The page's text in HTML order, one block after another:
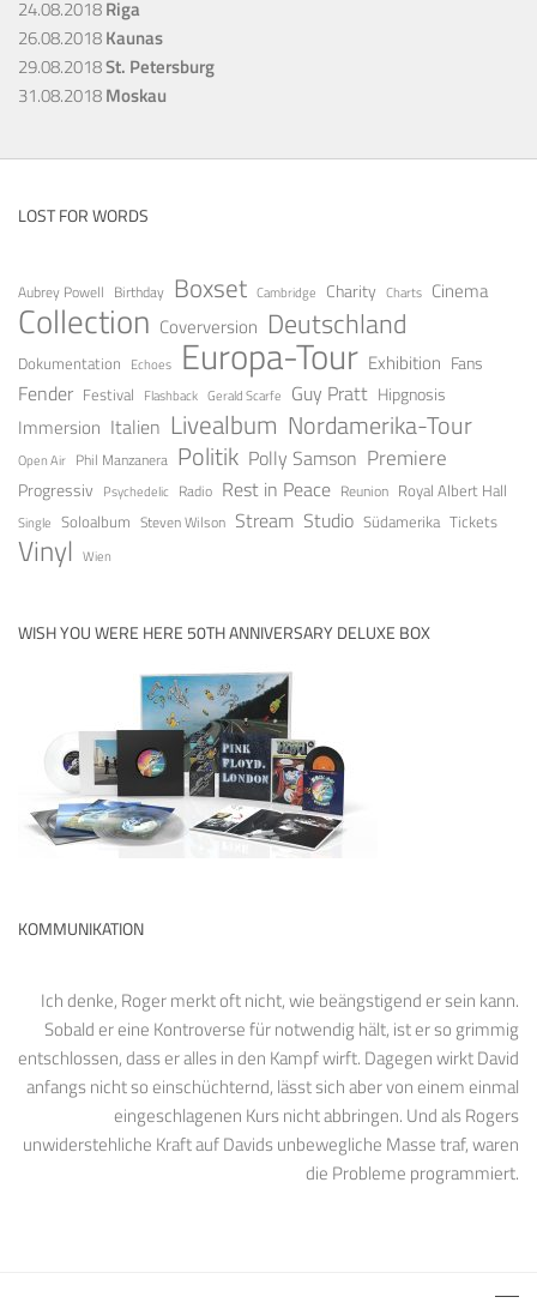
24.08.2018Riga
26.08.2018Kaunas
29.08.2018St. Petersburg
31.08.2018Moskau
LOST FOR WORDS
Aubrey Powell Birthday Boxset Cambridge Charity Charts Cinema
Collection Coverversion Deutschland
Dokumentation Echoes Europa-Tour Exhibition Fans
Fender Festival Flashback Gerald Scarfe Guy Pratt Hipgnosis
Immersion Italien Livealbum Nordamerika-Tour
Open Air Phil Manzanera Politik Polly Samson Premiere
Progressiv Psychedelic Radio Rest in Peace Reunion Royal Albert Hall
Single Soloalbum Steven Wilson Stream Studio Südamerika Tickets
Vinyl Wien
WISH YOU WERE HERE 50TH ANNIVERSARY DELUXE BOX
KOMMUNIKATION
Ich denke, Roger merkt oft nicht, wie beängstigend er sein kann.
Sobald er eine Kontroverse für notwendig hält, ist er so grimmig
entschlossen, dass er alles in den Kampf wirft. Dagegen wirkt David
anfangs nicht so einschüchternd, lässt sich aber von einem einmal
eingeschlagenen Kurs nicht abbringen. Und als Rogers
unwiderstehliche Kraft auf Davids unbewegliche Masse traf, waren
die Probleme programmiert.